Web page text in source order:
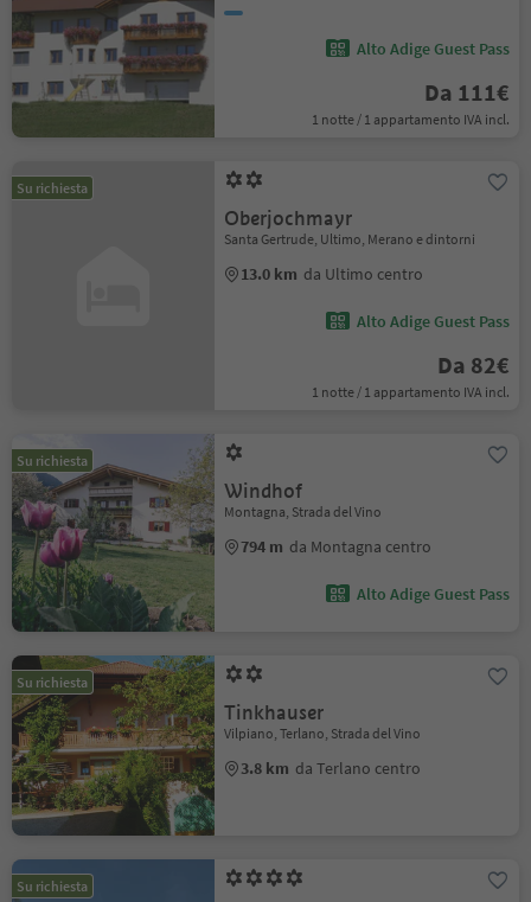
Alto Adige Guest Pass
Da 111€
1 notte / 1 appartamento IVA incl.
Su richiesta
Oberjochmayr
Santa Gertrude, Ultimo, Merano e dintorni
13.0 km da Ultimo centro
Alto Adige Guest Pass
Da 82€
1 notte / 1 appartamento IVA incl.
Su richiesta
Windhof
Montagna, Strada del Vino
794 m da Montagna centro
Alto Adige Guest Pass
Su richiesta
Tinkhauser
Vilpiano, Terlano, Strada del Vino
3.8 km da Terlano centro
Su richiesta